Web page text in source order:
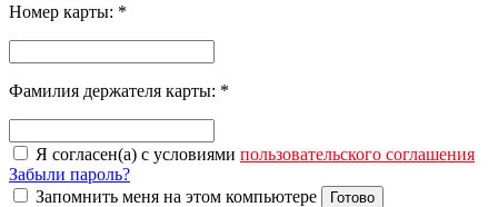
Номер карты: *
Фамилия держателя карты: *
Я согласен(а) с условиями пользовательского соглашения
Забыли пароль?
Запомнить меня на этом компьютере
Готово